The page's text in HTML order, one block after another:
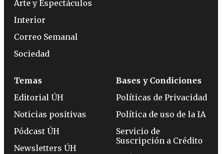
Arte y Espectáculos
Interior
Correo Semanal
Sociedad
Temas
Editorial ÚH
Noticias positivas
Pódcast ÚH
Newsletters ÚH
Bases y Condiciones
Políticas de Privacidad
Política de uso de la IA
Servicio de
Suscripción a Crédito